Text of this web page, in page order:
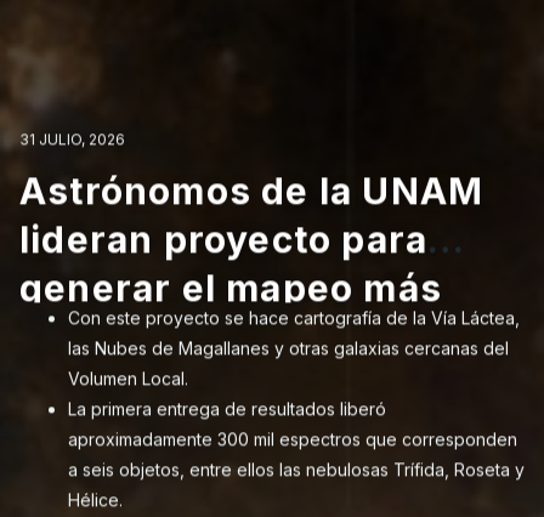
gas y polvo
los que se
interferometría,
captado por
la
31 JULIO, 2026
Astrónomos de la UNAM
lideran proyecto para
generar el mapeo más
detallado de la Vía Láctea
y el entorno local
Con este proyecto se hace cartografía de la Vía Láctea,
las Nubes de Magallanes y otras galaxias cercanas del
Volumen Local.
La primera entrega de resultados liberó
aproximadamente 300 mil espectros que corresponden
a seis objetos, entre ellos las nebulosas Trífida, Roseta y
Hélice.
La Dra. Irene
González
el Premio
UNESCO-
la Ciencia
Irene Antonia
dirigido a
29 JULIO, 2026
Crean mapa
cúmulos de
Hortensia
de las
29 JULIO, 2026
Caracterizan
cósmico con
Karina
telescopios
Astrónomos
lideran
generar el
detallado de
Con este
las Nubes de
a seis